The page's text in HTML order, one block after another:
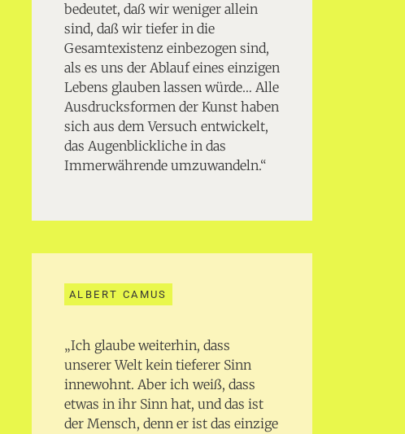
bedeutet, daß wir weniger allein
sind, daß wir tiefer in die
Gesamtexistenz einbezogen sind,
als es uns der Ablauf eines einzigen
Lebens glauben lassen würde… Alle
Ausdrucksformen der Kunst haben
sich aus dem Versuch entwickelt,
das Augenblickliche in das
Immerwährende umzuwandeln.“
ALBERT CAMUS
„Ich glaube weiterhin, dass
unserer Welt kein tieferer Sinn
innewohnt. Aber ich weiß, dass
etwas in ihr Sinn hat, und das ist
der Mensch, denn er ist das einzige